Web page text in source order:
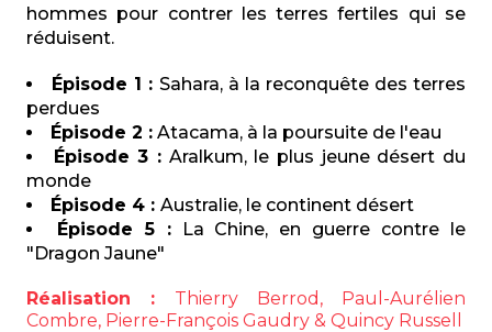
hommes pour contrer les terres fertiles qui se
réduisent.
Épisode 1 : Sahara, à la reconquête des terres
perdues
Épisode 2 : Atacama, à la poursuite de l'eau
Épisode 3 : Aralkum, le plus jeune désert du
monde
Épisode 4 : Australie, le continent désert
Épisode 5 :La Chine, en guerre contre le
"Dragon Jaune"
Réalisation : Thierry Berrod, Paul-Aurélien
Combre, Pierre-François Gaudry & Quincy Russell